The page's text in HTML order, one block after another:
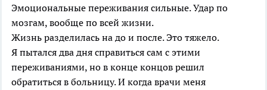
Эмоциональные переживания сильные. Удар по
мозгам, вообще по всей жизни.
Жизнь разделилась на до и после. Это тяжело.
Я пытался два дня справиться сам с этими
переживаниями, но в конце концов решил
обратиться в больницу. И когда врачи меня